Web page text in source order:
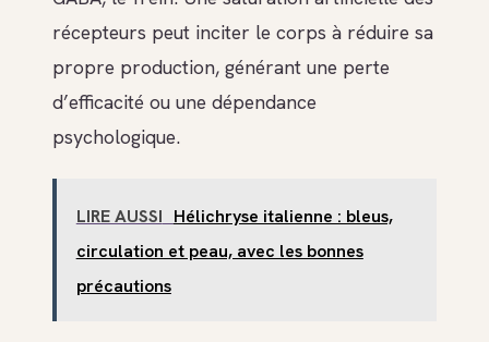
récepteurs peut inciter le corps à réduire sa
propre production, générant une perte
d’efficacité ou une dépendance
psychologique.
LIRE AUSSI Hélichryse italienne : bleus,
circulation et peau, avec les bonnes
précautions